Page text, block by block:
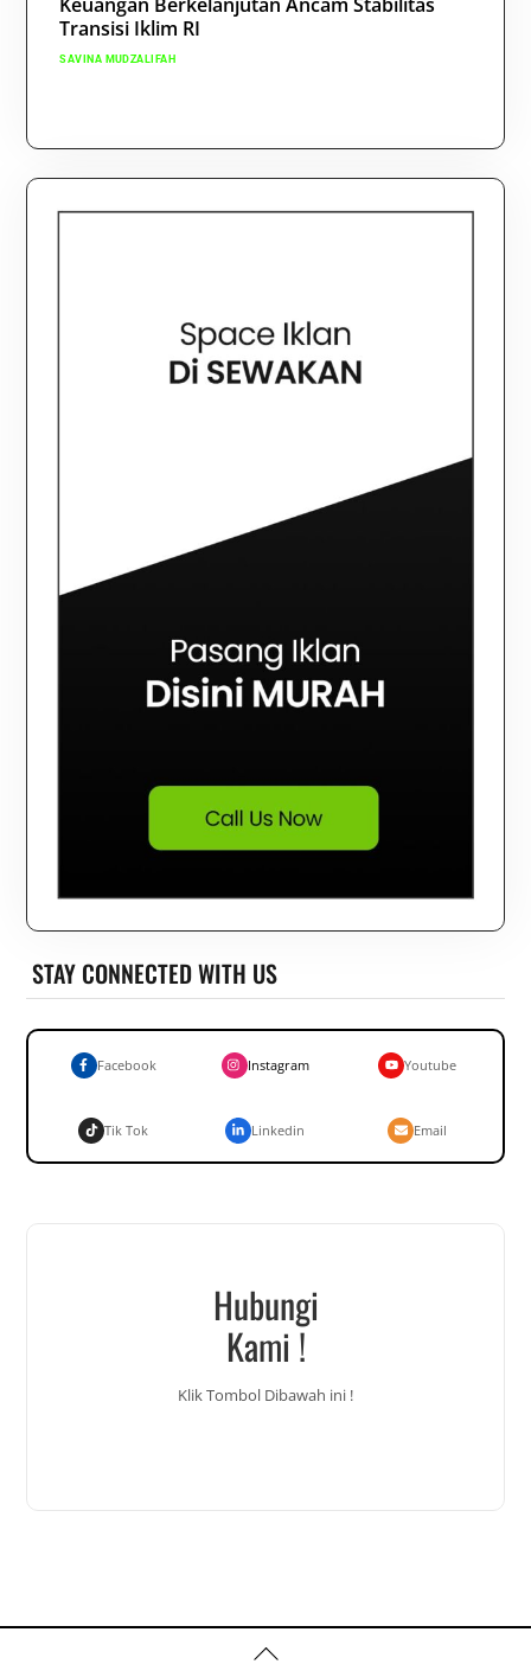
Transisi Iklim RI
SAVINA MUDZALIFAH
STAY CONNECTED WITH US
Facebook Instagram Youtube
Tik Tok Linkedin Email
Hubungi
Kami !
Klik Tombol Dibawah ini !
Back
To